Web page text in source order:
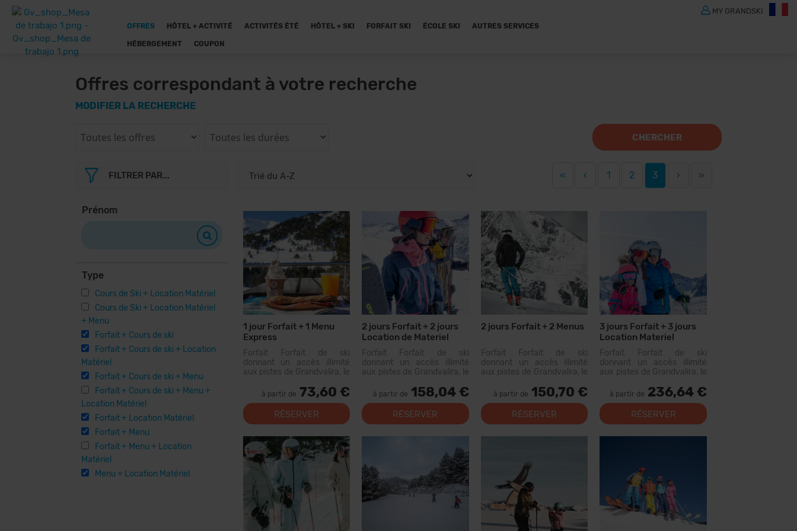
OFFRES HÔTEL + ACTIVITÉ ACTIVITÉS ÉTÉ HÔTEL + SKI FORFAIT SKI ÉCOLE SKI AUTRES SERVICES
HÉBERGEMENT COUPON
MY GRANDSKI
Offres correspondant à votre recherche
MODIFIER LA RECHERCHE
CHERCHER
FILTRER PAR...
Prénom
Type
Cours de Ski + Location Matériel
Cours de Ski + Location Matériel
+ Menu
Forfait + Cours de ski
Forfait + Cours de ski + Location
Matériel
Forfait + Cours de ski + Menu
Forfait + Cours de ski + Menu +
Location Matériel
Forfait + Location Matériel
Forfait + Menu
Forfait + Menu + Location
Matériel
Menu + Location Matériel
« ‹ 1 2 3 › »
1 jour Forfait + 1 Menu
Express
Forfait Forfait de ski
donnant un accès illimité
aux pistes de Grandvalira, le
des Pyrénées. Avec ce
forfait, vous pourrez
parcourir plus de 200 km de
pistes, avec des options
à partir de 73,60 €
RÉSERVER
2 jours Forfait + 2 jours
Location de Materiel
Forfait Forfait de ski
donnant un accès illimité
aux pistes de Grandvalira, le
des Pyrénées. Avec ce
forfait, vous pourrez
parcourir...
à partir de 158,04 €
RÉSERVER
2 jours Forfait + 2 Menus
Forfait Forfait de ski
donnant un accès illimité
aux pistes de Grandvalira, le
des Pyrénées. Avec ce
forfait, vous pourrez
parcourir plus de 200 km de
pistes, avec des options
à partir de 150,70 €
RÉSERVER
3 jours Forfait + 3 jours
Location Materiel
Forfait Forfait de ski
donnant un accès illimité
aux pistes de Grandvalira, le
des Pyrénées. Avec ce
forfait, vous pourrez
parcourir...
à partir de 236,64 €
RÉSERVER